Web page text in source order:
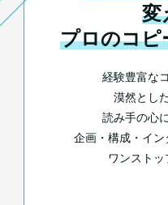
変
プロのコピ
経験豊富な
漠然とし
読み手の心
企画・構成・イ
ワンストッ